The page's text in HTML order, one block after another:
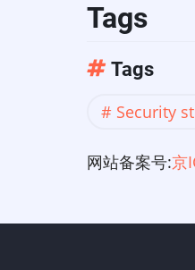
Tags
Tags
Security
网站备案号:京